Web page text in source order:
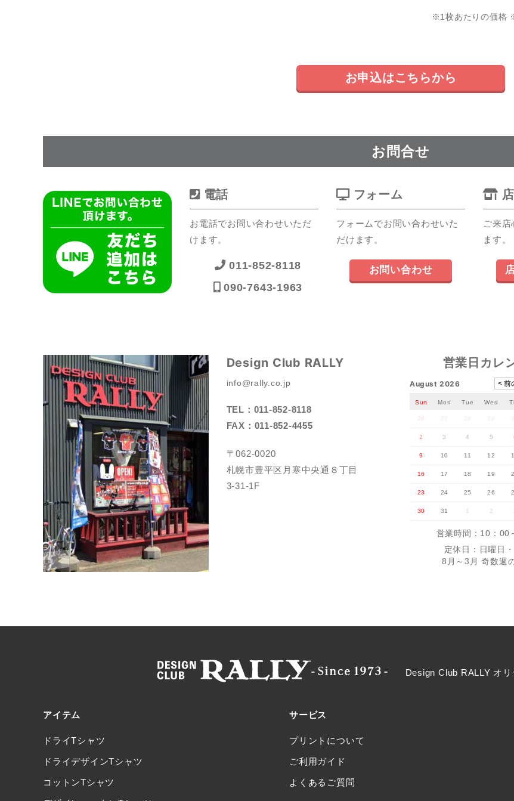
※1枚あたりの価格
お申込はこちらから
お問合せ
電話
お電話でお問い合わせいただ
けます。
011-852-8118
090-7643-1963
フォーム
フォームでお問い合わせいた
だけます。
お問い合わせ
ご来店
ます。
Design Club RALLY
info@rally.co.jp
TEL：011-852-8118
FAX：011-852-4455
〒062-0020
札幌市豊平区月寒中央通８丁目
3-31-1F
営業日カレ
August 2026 < 前
Sun Mon Tue Wed
26
2 3 4 5
9 10 11 12
16 17 18 19
23 24 25 26
30 31 1 2
営業時間：10：00
定休日：日曜日・
8月～3月 奇数週
Design Club RALLY オ
アイテム
ドライTシャツ
ドライデザインTシャツ
コットンTシャツ
サービス
プリントについて
ご利用ガイド
よくあるご質問